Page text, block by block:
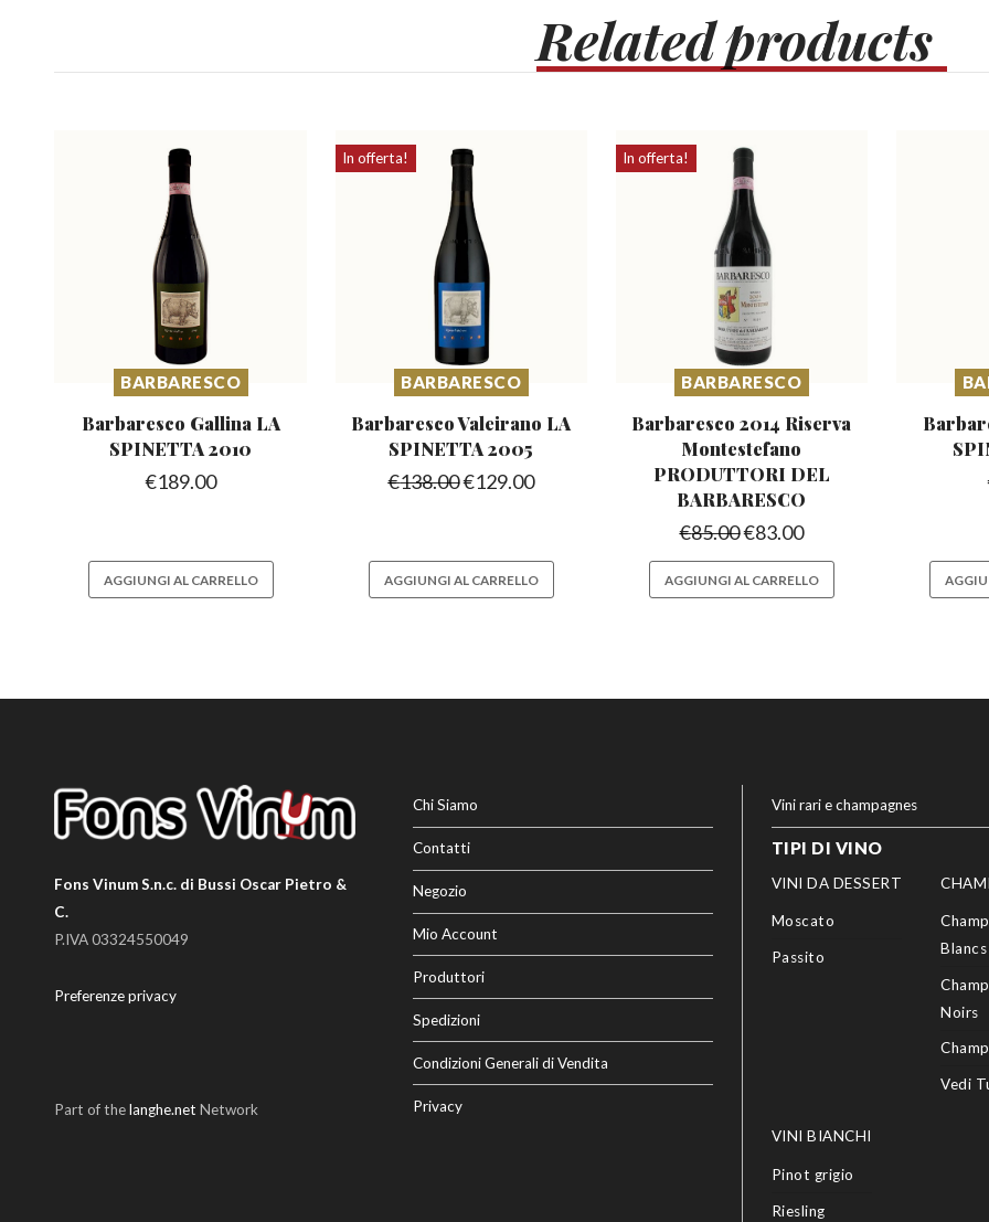
Relatedproducts
BARBARESCO
Barbaresco Gallina LA
SPINETTA 2010
€189.00
AGGIUNGI AL CARRELLO
In offerta!
BARBARESCO
Barbaresco Valeirano LA
SPINETTA 2005
€138.00€129.00
AGGIUNGI AL CARRELLO
In offerta!
BARBARESCO
Barbaresco 2014 Riserva
Montestefano
PRODUTTORI DEL
BARBARESCO
€85.00€83.00
AGGIUNGI AL CARRELLO
Fons Vinum S.n.c. di Bussi Oscar Pietro &
C.
P.IVA 03324550049
Preferenze privacy
Part of thelanghe.net Network
Chi Siamo
Contatti
Negozio
Mio Account
Produttori
Spedizioni
Condizioni Generali di Vendita
Privacy
Vini rari e champagnes
TIPI DI VINO
VINI DA DESSERT
Moscato
Passito
Blancs
Noirs
Vedi
VINI BIANCHI
Pinot grigio
Riesling